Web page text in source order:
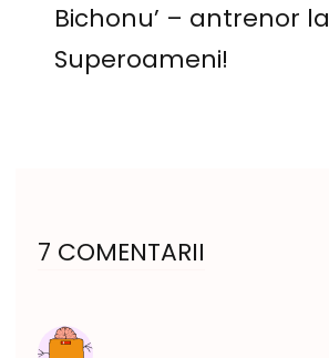
Bichonu’ – antrenor la
Superoameni!
7 COMENTARII